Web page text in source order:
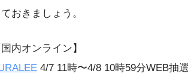
ておきましょう。
国内オンライン】
4/7 11時〜4/8 10時59分WEB抽選